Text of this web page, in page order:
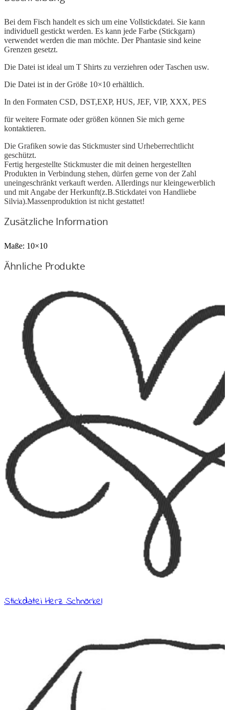
Bei dem Fisch handelt es sich um eine Vollstickdatei. Sie kann
individuell gestickt werden. Es kann jede Farbe (Stickgarn)
verwendet werden die man möchte. Der Phantasie sind keine
Grenzen gesetzt.
Die Datei ist ideal um T Shirts zu verziehren oder Taschen usw.
Die Datei ist in der Größe 10×10 erhältlich.
In den Formaten CSD, DST,EXP, HUS, JEF, VIP, XXX, PES
für weitere Formate oder größen können Sie mich gerne
kontaktieren.
Die Grafiken sowie das Stickmuster sind Urheberrechtlicht
geschützt.
Fertig hergestellte Stickmuster die mit deinen hergestellten
Produkten in Verbindung stehen, dürfen gerne von der Zahl
uneingeschränkt verkauft werden. Allerdings nur kleingewerblich
und mit Angabe der Herkunft(z.B.Stickdatei von Handliebe
Silvia).Massenproduktion ist nicht gestattet!
Zusätzliche Information
Maße: 10×10
Ähnliche Produkte
Stickdatei Herz Schnörkel